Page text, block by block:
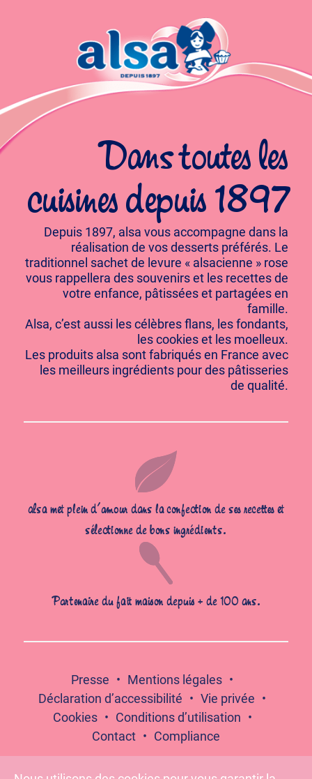
alsa met plein d’amour dans la confection de ses recettes et
sélectionne de bons ingrédients.
Partenaire du fait maison depuis + de 100 ans.
Dans toutes les
cuisines depuis 1897
Depuis 1897, alsa vous accompagne dans la
réalisation de vos desserts préférés. Le
traditionnel sachet de levure « alsacienne » rose
vous rappellera des souvenirs et les recettes de
votre enfance, pâtissées et partagées en
famille.
Alsa, c’est aussi les célèbres flans, les fondants,
les cookies et les moelleux.
Les produits alsa sont fabriqués en France avec
les meilleurs ingrédients pour des pâtisseries
de qualité.
Presse
Mentions légales
Déclaration d’accessibilité
Vie privée
Cookies
Conditions d’utilisation
Contact
Compliance